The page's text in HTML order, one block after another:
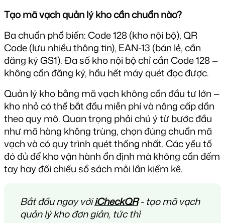
Tạo mã vạch quản lý kho cần chuẩn nào?
Ba chuẩn phổ biến: Code 128 (kho nội bộ), QR
Code (lưu nhiều thông tin), EAN-13 (bán lẻ, cần
đăng ký GS1). Đa số kho nội bộ chỉ cần Code 128 —
không cần đăng ký, hầu hết máy quét đọc được.
Quản lý kho bằng mã vạch không cần đầu tư lớn —
kho nhỏ có thể bắt đầu miễn phí và nâng cấp dần
theo quy mô. Quan trọng phải chú ý từ bước đầu
như mã hàng không trùng, chọn đúng chuẩn mã
vạch và có quy trình quét thống nhất. Các yếu tố
đó đủ để kho vận hành ổn định mà không cần đếm
tay hay đối chiếu sổ sách mỗi lần kiểm kê.
Bắt đầu ngay vớiiCheckQR- tạo mã vạch
quản lý kho đơn giản, tức thì